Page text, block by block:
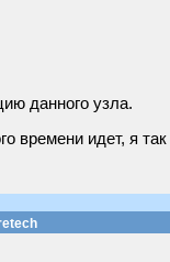
данного узла.
времени идет, я